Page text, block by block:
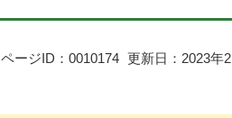
ページID：0010174 更新日：2023年